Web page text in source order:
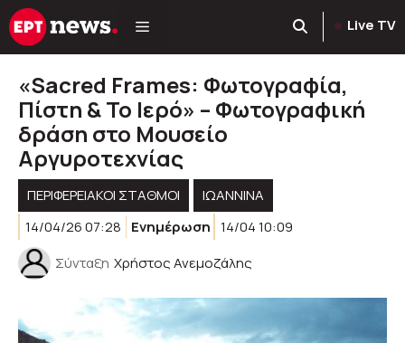
Μετάβαση
σε
Live TV
«Sacred Frames: Φωτογραφία,
Πίστη & Το Ιερό» – Φωτογραφική
δράση στο Μουσείο
Αργυροτεχνίας
ΠΕΡΙΦΕΡΕΙΑΚΟΊ ΣΤΑΘΜΟΊ
ΙΩΑΝΝΙΝΑ
14/04/26 07:28
Ενημέρωση 14/04 10:09
Σύνταξη Χρήστος Ανεμοζάλης